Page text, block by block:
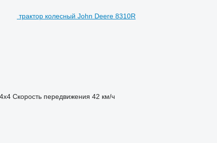
трактор колесный John Deere 8310R
Скорость передвижения 42 км/ч